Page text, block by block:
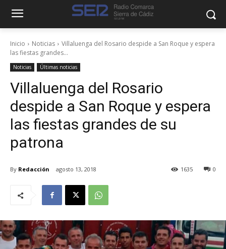
Inicio Noticias
Villaluenga del Rosario despide a San Roque y espera
las fiestas grandes...
Noticias Últimas noticias
Villaluenga del Rosario
despide a San Roque y espera
las fiestas grandes de su
patrona
By Redacción agosto 13, 2018 0
1635